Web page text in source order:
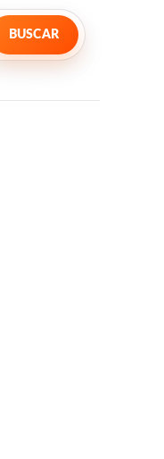
BUSCAR